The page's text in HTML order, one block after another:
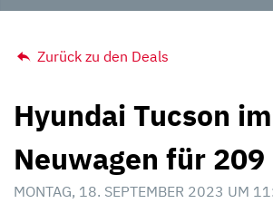
Zurück zu den Deals
Hyundai Tucson
Neuwagen für
MONTAG, 18. SEPTEMBER 2023 UM